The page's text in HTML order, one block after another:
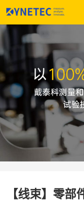
【线束】零部